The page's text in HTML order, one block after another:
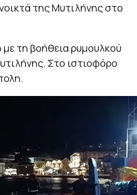
της Μυτιλήνης στο
τη βοήθεια ρυμουλκού
Στο ιστιοφόρο